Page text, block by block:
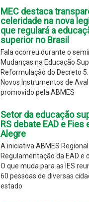
MEC destaca
celeridade na nova
que regulará a
superior no Brasil
Fala ocorreu durante o
Mudanças na Educação
Reformulação do Decreto
Novos Instrumentos de
promovido pela ABMES
Setor da educação
RS debate EAD e Fies
Alegre
A iniciativa ABMES Regional
Regulamentação da EAD e
O que muda para as IES
60 pessoas de diversas
estado